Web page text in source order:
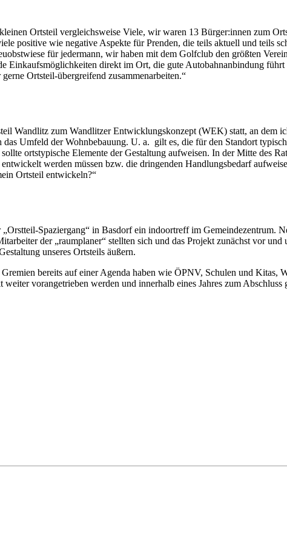
Ortsteil vergleichsweise Viele, wir waren 13 Bürger:innen zum
positive wie negative Aspekte für Prenden, die teils aktuell und teils
für jedermann, wir haben mit dem Golfclub den größten
direkt im Ort, die gute Autobahnanbindung führt
Ortsteil-übergreifend zusammenarbeiten.“
Wandlitz zum Wandlitzer Entwicklungskonzept (WEK) statt, an dem
Umfeld der Wohnbebauung. U. a. gilt es, die für den Standort
ortstypische Elemente der Gestaltung aufweisen. In der Mitte des
werden müssen bzw. die dringenden Handlungsbedarf
Ortsteil entwickeln?“
Spaziergang“ in Basdorf ein indoortreff im Gemeindezentrum.
der „raumplaner“ stellten sich und das Projekt zunächst vor
unseres Ortsteils äußern.
bereits auf einer Agenda haben wie ÖPNV, Schulen und Kitas,
vorangetrieben werden und innerhalb eines Jahres zum Abschluss